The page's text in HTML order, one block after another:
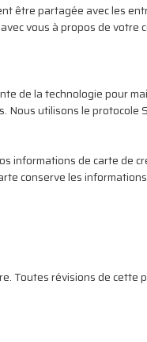
être partagée avec les
vous à propos de
de la technologie pour
Nous utilisons le
informations de carte de
conserve les
Toutes révisions de